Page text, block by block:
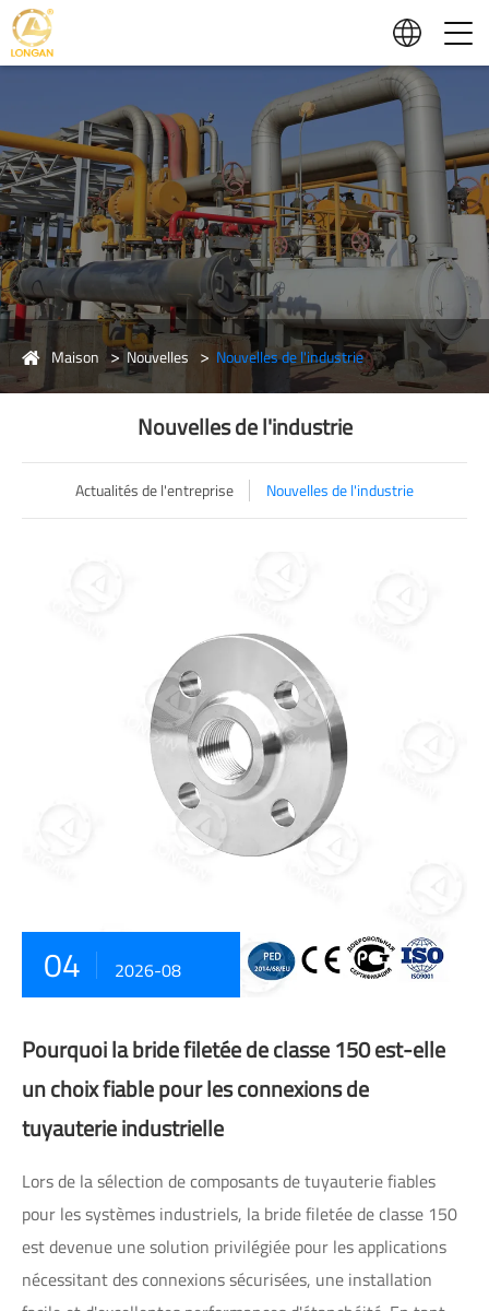
Maison Nouvelles Nouvelles de l'industrie
Nouvelles de l'industrie
Actualités de l'entreprise Nouvelles de l'industrie
04 2026-08
Pourquoi la bride filetée de classe 150 est-elle
un choix fiable pour les connexions de
tuyauterie industrielle
Lors de la sélection de composants de tuyauterie fiables
pour les systèmes industriels, la bride filetée de classe 150
est devenue une solution privilégiée pour les applications
nécessitant des connexions sécurisées, une installation